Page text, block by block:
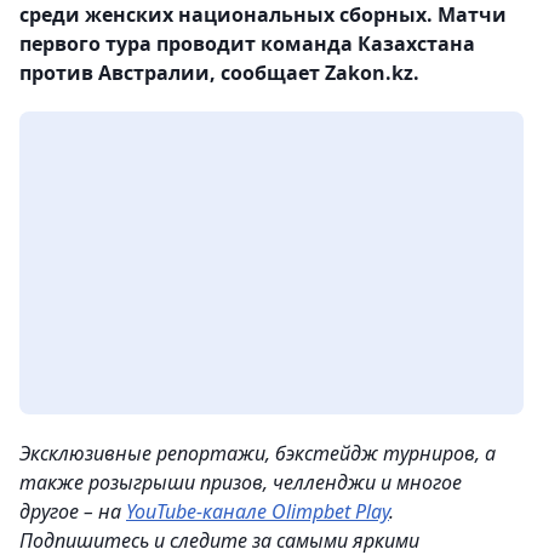
среди женских национальных сборных. Матчи
первого тура проводит команда Казахстана
против Австралии, сообщает Zakon.kz.
Эксклюзивные репортажи, бэкстейдж турниров, а
также розыгрыши призов, челленджи и многое
другое – на YouTube-канале Olimpbet Play.
Подпишитесь и следите за самыми яркими